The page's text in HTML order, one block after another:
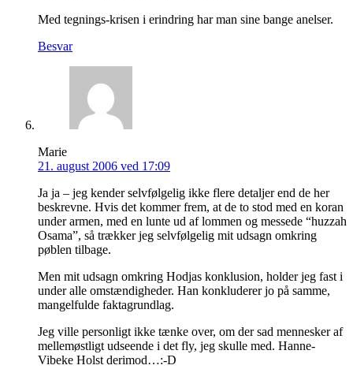
Med tegnings-krisen i erindring har man sine bange anelser.
Besvar
Marie
21. august 2006 ved 17:09
Ja ja – jeg kender selvfølgelig ikke flere detaljer end de her
beskrevne. Hvis det kommer frem, at de to stod med en koran
under armen, med en lunte ud af lommen og messede “huzzah
Osama”, så trækker jeg selvfølgelig mit udsagn omkring
pøblen tilbage.
Men mit udsagn omkring Hodjas konklusion, holder jeg fast i
under alle omstændigheder. Han konkluderer jo på samme,
mangelfulde faktagrundlag.
Jeg ville personligt ikke tænke over, om der sad mennesker af
mellemøstligt udseende i det fly, jeg skulle med. Hanne-
Vibeke Holst derimod…:-D